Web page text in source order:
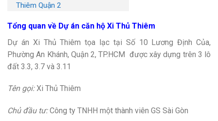
Thiêm Quận 2
Tổng quan về Dự án căn hộ Xi Thủ Thiêm
Dự án Xi Thủ Thiêm tọa lạc tại Số 10 Lương Định Của,
Phường An Khánh, Quận 2, TP.HCM được xây dựng trên 3 lô
đất 3.3, 3.7 và 3.11
Tên gọi:Xi Thủ Thiêm
Chủ đầu tư:Công ty TNHH một thành viên GS Sài Gòn